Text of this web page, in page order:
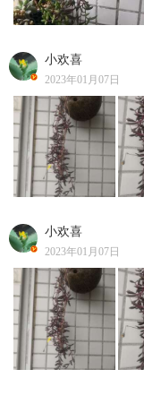
小欢喜
2023年01月07日
小欢喜
2023年01月07日